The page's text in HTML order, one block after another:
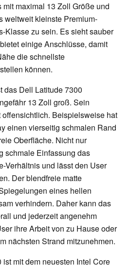
maximal 13 Zoll Größe und
weltweit kleinste Premium-
Klasse zu sein. Es sieht sauber
einige Anschlüsse, damit
die schnellste
können.
das Dell Latitude 7300
13 Zoll groß. Sein
Beispielsweise hat
einen vierseitig schmalen Rand
Oberfläche. Nicht nur
schmale Einfassung das
Verhältnis und lässt den User
Der blendfreie matte
eines hellen
verhindern. Daher kann das
und jederzeit angenehm
ihre Arbeit von zu Hause oder
nächsten Strand mitzunehmen.
mit dem neuesten Intel Core